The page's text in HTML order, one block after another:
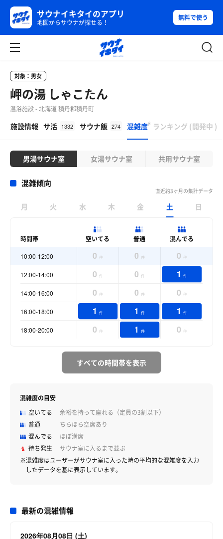
サウナイキタイのアプリ
地図からサウナが探せる！
無料で使う
対象：男女
岬の湯 しゃこたん
温浴施設 - 北海道 積丹郡積丹町
施設情報 サ活 1332 サウナ飯 274 混雑度β ランキング (開発中 )
男湯サウナ室 女湯サウナ室 共用サウナ室
混雑傾向
直近約3ヶ月の集計データ
月 火 水 木 金 土 日
時間帯 空いてる 普通 混んでる
10:00-12:00 0 件 0 件 0 件
12:00-14:00 0 件 0 件 1 件
14:00-16:00 0 件 0 件 0 件
16:00-18:00 1 件 1 件 1 件
18:00-20:00 0 件 1 件 0 件
すべての時間帯を表示
混雑度の目安
空いてる
余裕を持って座れる（定員の3割以下）
普通
ちらほら空席あり
混んでる
ほぼ満席
待ち発生
サウナ室に入るまで並ぶ
※混雑度はユーザーがサウナ室に入った時の平均的な混雑度を入力
したデータを基に表示しています。
最新の混雑情報
2026年08月08日 (土)